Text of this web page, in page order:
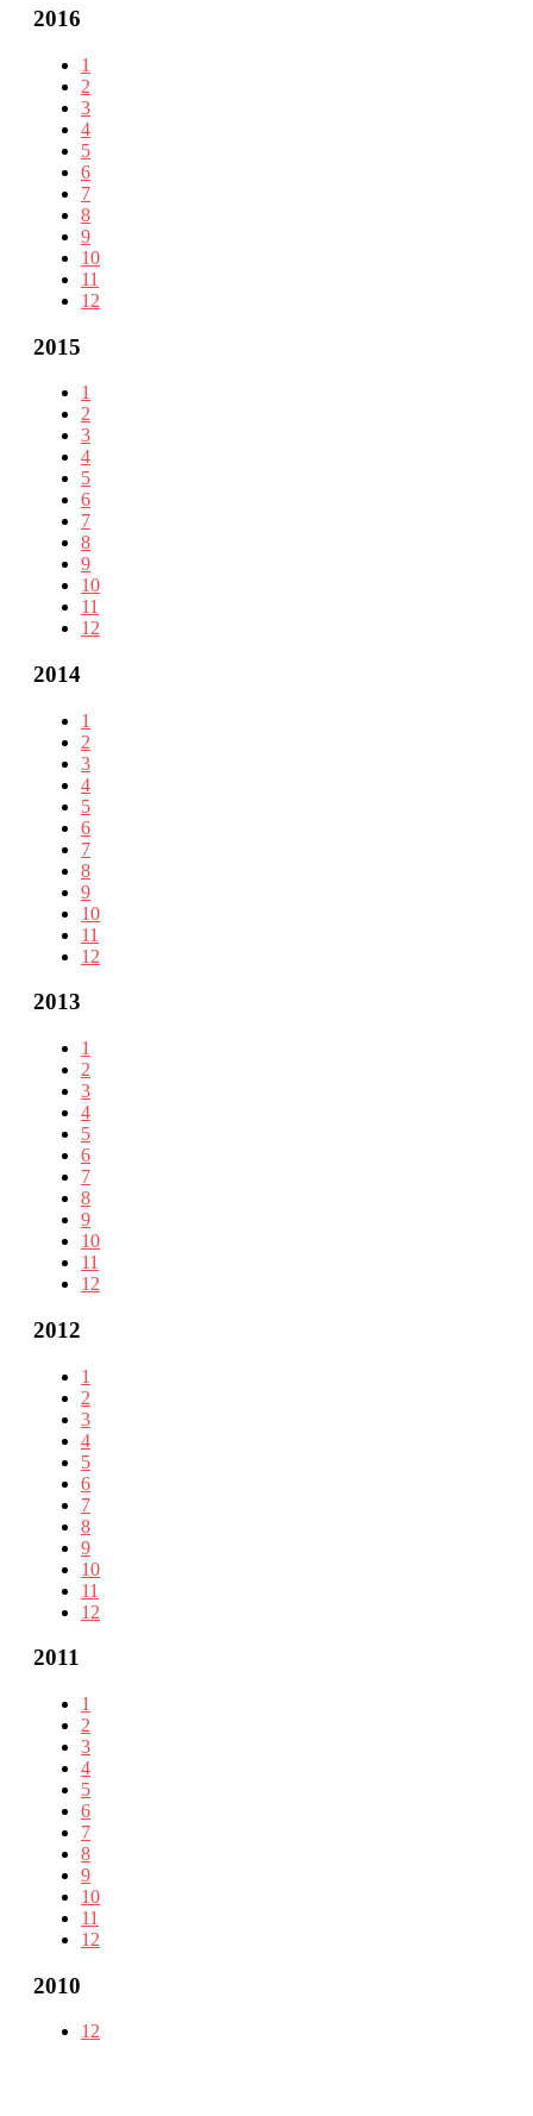
2016
1
2
3
4
5
6
7
8
9
10
11
12
2015
1
2
3
4
5
6
7
8
9
10
11
12
2014
1
2
3
4
5
6
7
8
9
10
11
12
2013
1
2
3
4
5
6
7
8
9
10
11
12
2012
1
2
3
4
5
6
7
8
9
10
11
12
2011
1
2
3
4
5
6
7
8
9
10
11
12
2010
12